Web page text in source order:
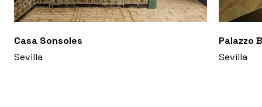
Casa Sonsoles
Sevilla
Palazzo
Sevilla